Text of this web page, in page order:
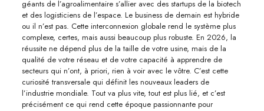
géants de l’agroalimentaire s’allier avec des startups de la biotech
et des logisticiens de l’espace. Le business de demain est hybride
ou il n’est pas. Cette interconnexion globale rend le système plus
complexe, certes, mais aussi beaucoup plus robuste. En 2026, la
réussite ne dépend plus de la taille de votre usine, mais de la
qualité de votre réseau et de votre capacité à apprendre de
secteurs qui n’ont, à priori, rien à voir avec le vôtre. C’est cette
curiosité transversale qui définit les nouveaux leaders de
l’industrie mondiale. Tout va plus vite, tout est plus lié, et c’est
précisément ce qui rend cette époque passionnante pour